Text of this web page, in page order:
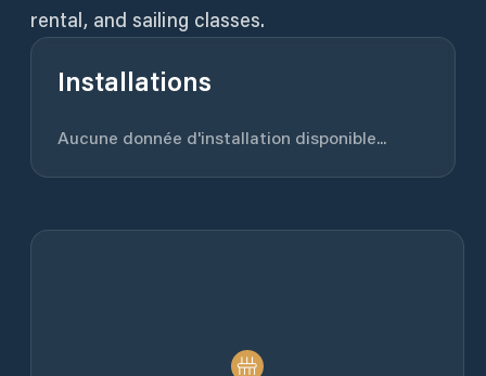
rental, and sailing classes.
Installations
Aucune donnée d'installation disponible...